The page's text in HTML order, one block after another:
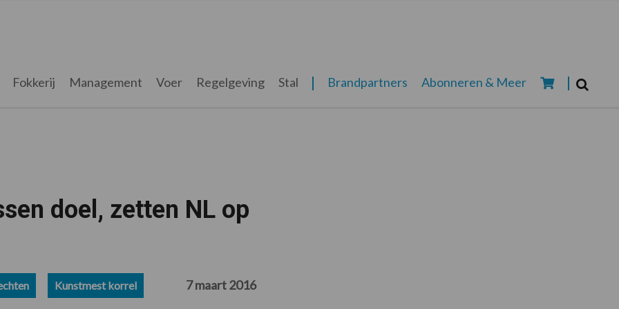
Fokkerij Management Voer Regelgeving Stal Brandpartners Abonneren & Meer
doel, zetten NL op
Kunstmest korrel 7 maart 2016